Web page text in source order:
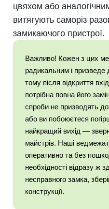
цвяхом або
витягують саморіз
замикаючого пристрої.
Важливо! Кожен з цих
радикальним і
тому після відкриття
потрібна повна його
спроби не призводять
або ви побоюєтеся
найкращий вихід —
майстрів. Наші
оперативно та без
необхідності відразу ж
несправного замка,
конструкції.